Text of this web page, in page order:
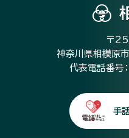
〒
神奈川県相模原
代表電話番
手